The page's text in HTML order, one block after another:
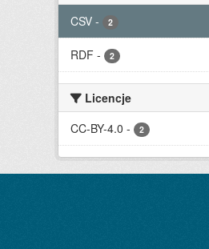
CSV - 2
RDF - 2
Licencje
CC-BY-4.0 - 2